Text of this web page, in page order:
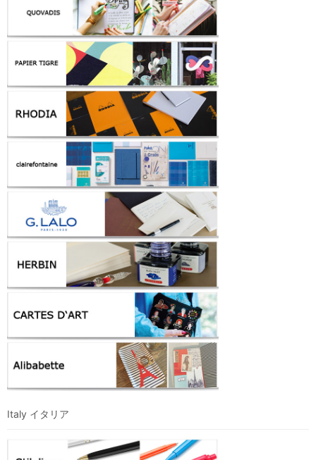
Italy イタリア